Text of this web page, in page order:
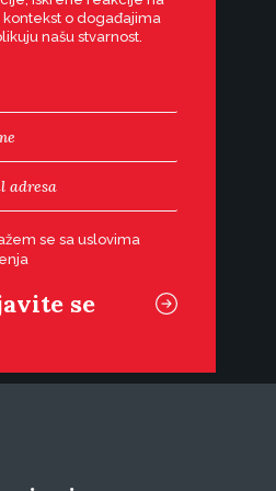
kontekst o događajima
našu stvarnost.
se sa uslovima